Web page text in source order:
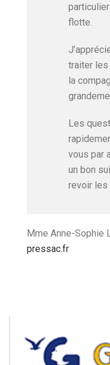
flotte.
traiter les
la
Les
vous par
un bon
revoir les
Mme Anne-Sophie
pressac.fr